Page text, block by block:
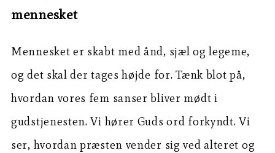
mennesket
Mennesket er skabt med ånd, sjæl og legeme,
og det skal der tages højde for. Tænk blot på,
hvordan vores fem sanser bliver mødt i
gudstjenesten. Vi hører Guds ord forkyndt. Vi
ser, hvordan præsten vender sig ved alteret og